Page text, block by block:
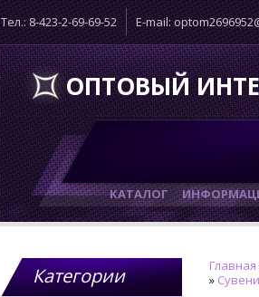
Тел.: 8-423-2-69-69-52 E-mail:
ОПТОВЫЙ
КАТАЛОГ
Категории Главная
»